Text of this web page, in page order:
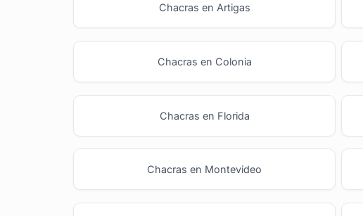
Chacras en Artigas
Chacras en Colonia
Chacras en Florida
Chacras en Montevideo